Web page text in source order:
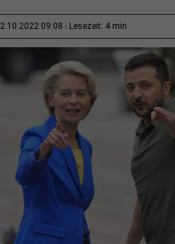
09:08 Lesezeit: 4 min